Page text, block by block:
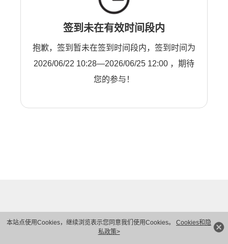
本站点使用Cookies，继续浏览表示您同意我们使用Cookies。 Cookies和隐
私政策>
签到未在有效时间段内
抱歉，签到暂未在签到时间段内，签到时间为
2026/06/22 10:28—2026/06/25 12:00 ，期待
您的参与！